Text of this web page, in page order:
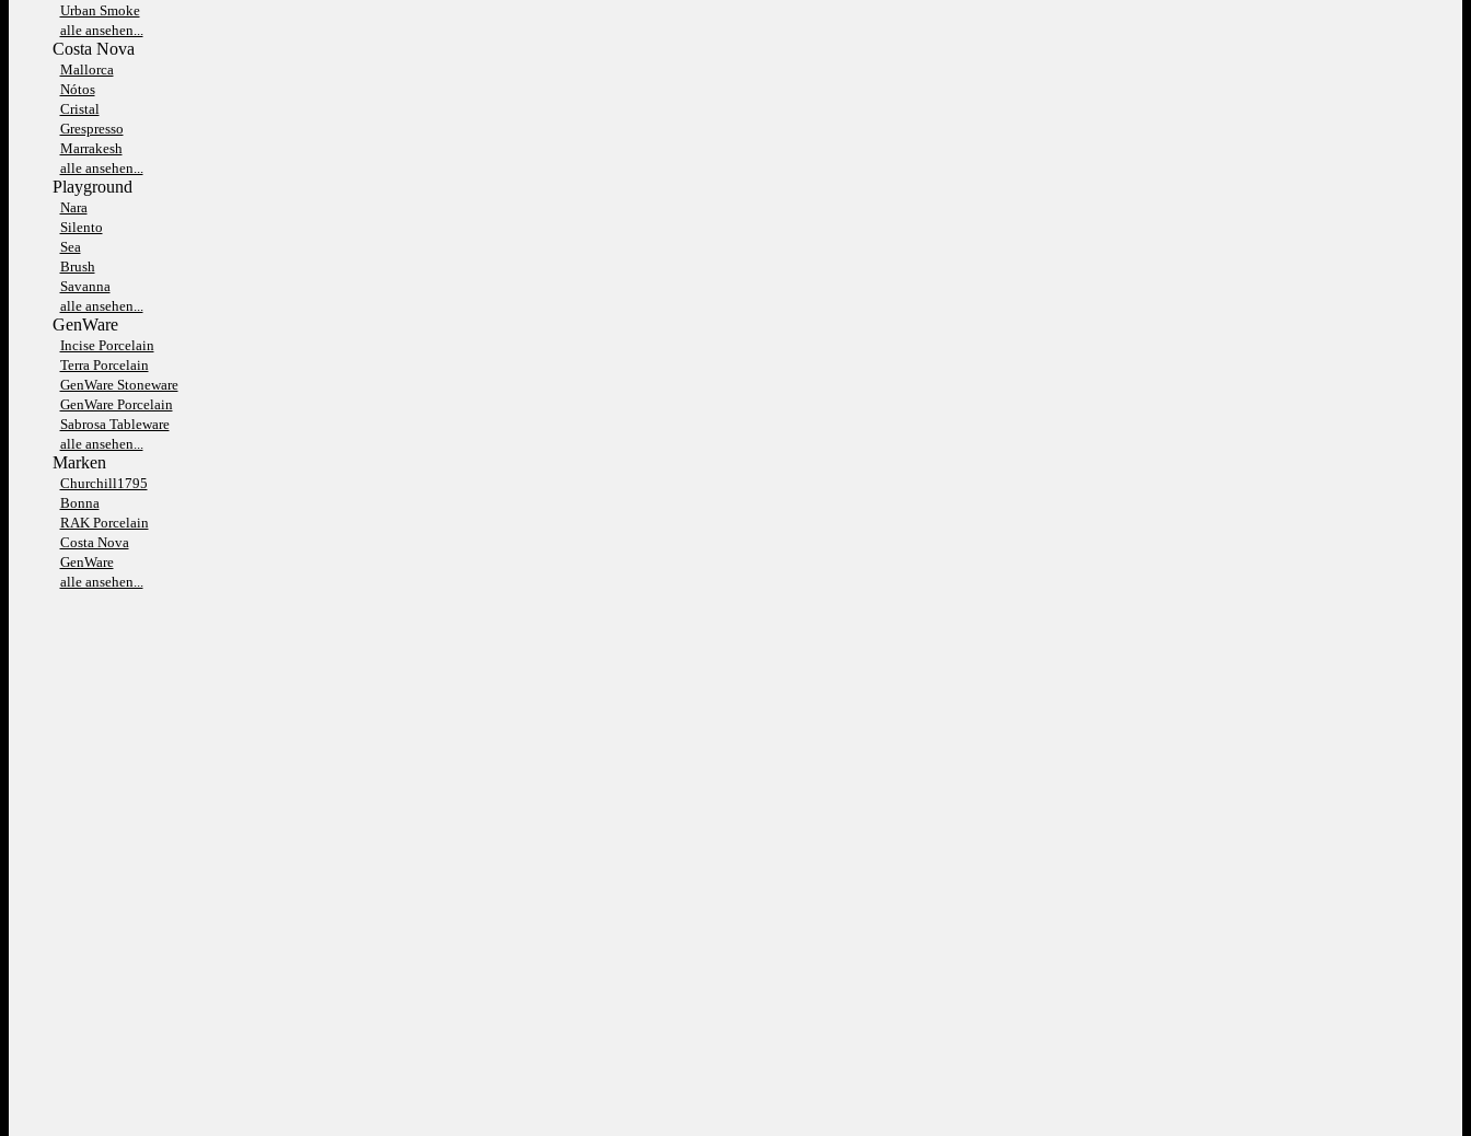
Urban Smoke
alle ansehen...
Costa Nova
Mallorca
Nótos
Cristal
Grespresso
Marrakesh
alle ansehen...
Playground
Nara
Silento
Sea
Brush
Savanna
alle ansehen...
GenWare
Incise Porcelain
Terra Porcelain
GenWare Stoneware
GenWare Porcelain
Sabrosa Tableware
alle ansehen...
Marken
Churchill1795
Bonna
RAK Porcelain
Costa Nova
GenWare
alle ansehen...